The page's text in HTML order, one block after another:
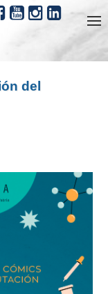
del